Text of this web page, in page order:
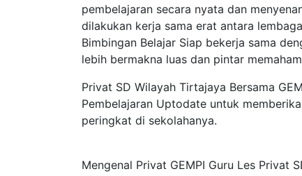
pembelajaran secara nyata dan
dilakukan kerja sama erat antara
Bimbingan Belajar Siap bekerja sama
lebih bermakna luas dan pintar
Privat SD Wilayah Tirtajaya Bersama
Pembelajaran Uptodate untuk
peringkat di sekolahanya.
Mengenal Privat GEMPI Guru Les Privat